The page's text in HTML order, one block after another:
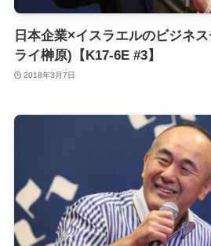
日本企業×イスラエルのビジネ
ライ榊原)【K17-6E #3】
2018年3月7日